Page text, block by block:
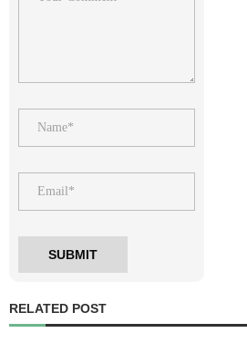
RELATED POST